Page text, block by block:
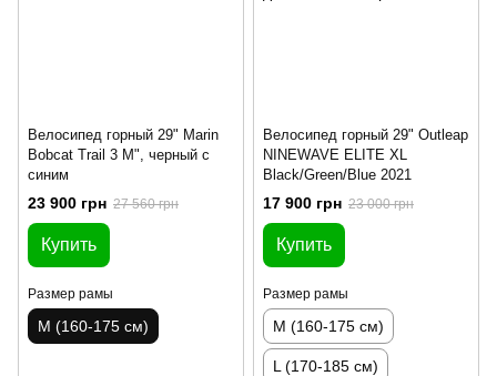
Велосипед горный 29" Marin
Bobcat Trail 3 M", черный с
синим
23 900 грн 27 560 грн
Купить
Размер рамы
M (160-175 см)
Велосипед горный 29" Outleap
NINEWAVE ELITE XL
Black/Green/Blue 2021
17 900 грн 23 000 грн
Купить
Размер рамы
M (160-175 см)
L (170-185 см)